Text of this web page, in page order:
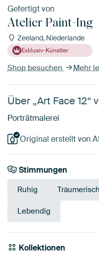
Gefertigt von
Atelier Paint-Ing
Zeeland, Niederlande
Exklusiv-Künstler
Shop besuchen Mehr
Über „Art Face 12“
Porträtmalerei
Original erstellt von
Stimmungen
Ruhig Träumerisch
Lebendig
Kollektionen